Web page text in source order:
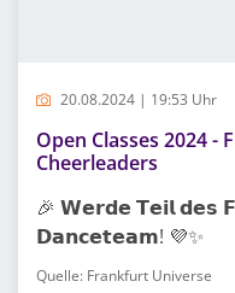
20.08.2024 | 19:53 Uhr
Open Classes 2024 -
Cheerleaders
🎉 𝗪𝗲𝗿𝗱𝗲 𝗧𝗲𝗶𝗹 𝗱𝗲𝘀
𝗗𝗮𝗻𝗰𝗲𝘁𝗲𝗮𝗺! 💜✨
Quelle: Frankfurt Universe